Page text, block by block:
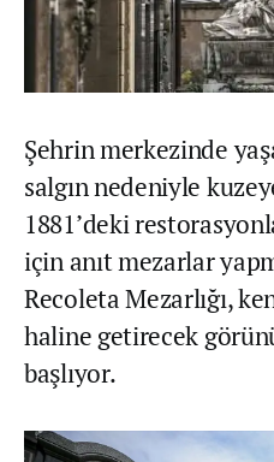
Şehrin merkezinde
salgın nedeniyle
1881’deki
için anıt mezarlar
Recoleta Mezarlığı,
haline getirecek
başlıyor.